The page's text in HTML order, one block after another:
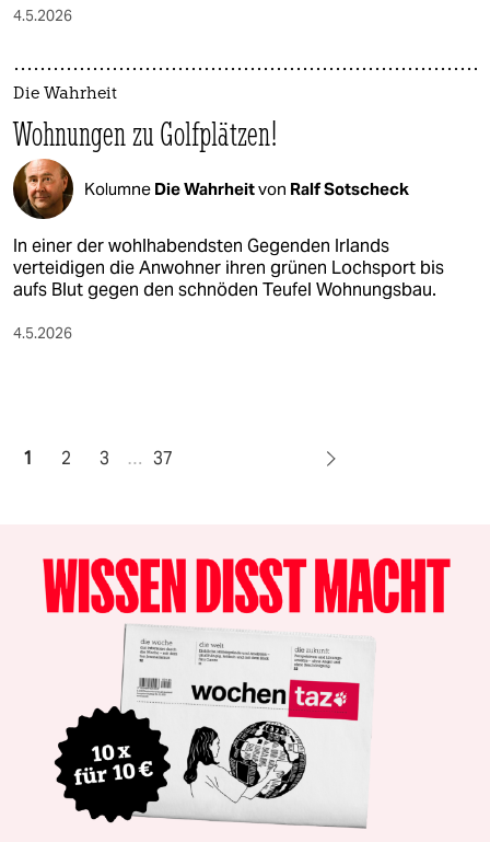
4.5.2026
Die Wahrheit
Wohnungen zu Golfplätzen!
Kolumne Die Wahrheitvon Ralf Sotscheck
In einer der wohlhabendsten Gegenden Irlands
verteidigen die Anwohner ihren grünen Lochsport bis
aufs Blut gegen den schnöden Teufel Wohnungsbau.
4.5.2026
1 2 3 … 37